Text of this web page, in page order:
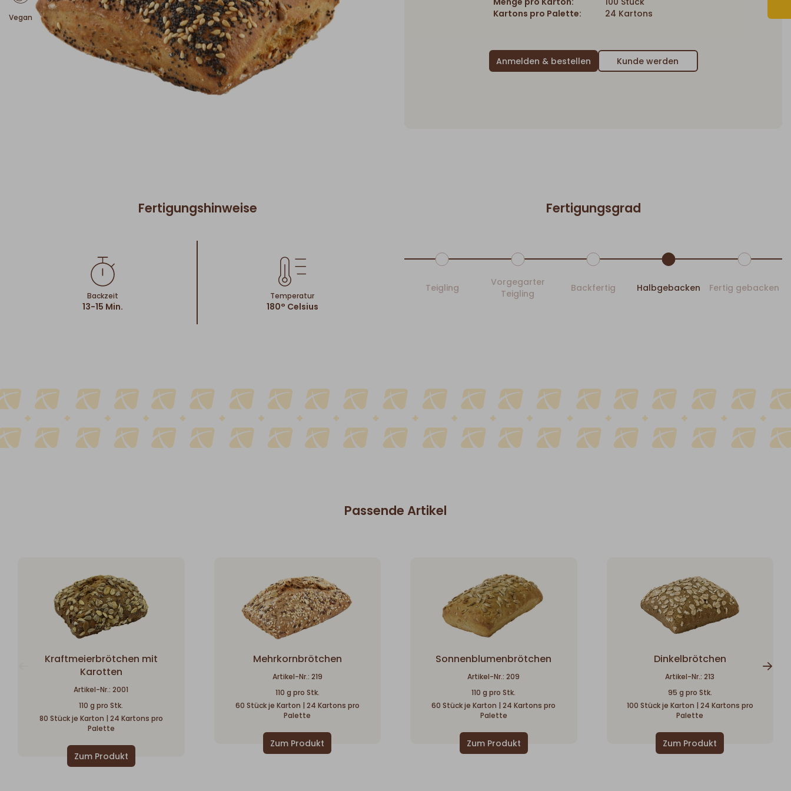
Vegan
Kartons pro Palette:
24 Kartons
Kunde werden
Fertigungshinweise
Backzeit
13-15 Min.
Temperatur
180° Celsius
Fertigungsgrad
Teigling
Vorgegarter
Teigling
Backfertig Halbgebacken Fertig gebacken
Passende Artikel
Kraftmeierbrötchen mit
Karotten
Artikel-Nr.: 2001
110 g pro Stk.
80 Stück je Karton | 24 Kartons pro
Palette
Mehrkornbrötchen
Artikel-Nr.: 219
110 g pro Stk.
60 Stück je Karton | 24 Kartons pro
Palette
Sonnenblumenbrötchen
Artikel-Nr.: 209
110 g pro Stk.
60 Stück je Karton | 24 Kartons pro
Palette
Dinkelbrötchen
Artikel-Nr.: 213
95 g pro Stk.
100 Stück je Karton | 24 Kartons pro
Palette